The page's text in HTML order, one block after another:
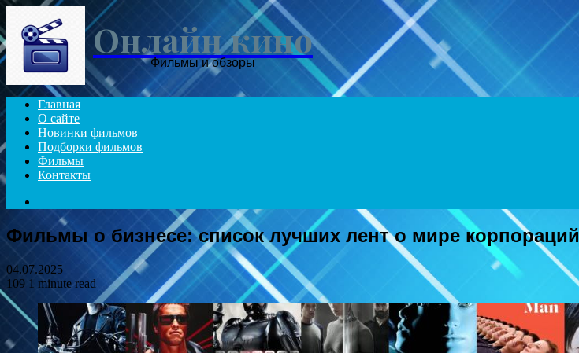
Онлайн кино
Фильмы и обзоры
Главная
О сайте
Новинки фильмов
Подборки фильмов
Фильмы
Контакты
Фильмы о бизнесе: список лучших лент о мире корпораций
04.07.2025
109 1 minute read